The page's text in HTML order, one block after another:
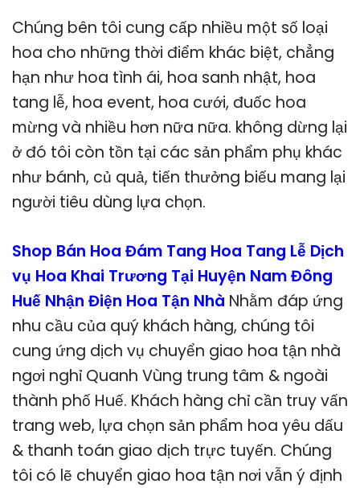
Chúng bên tôi cung cấp nhiều một số loại
hoa cho những thời điểm khác biệt, chẳng
hạn như hoa tình ái, hoa sanh nhật, hoa
tang lễ, hoa event, hoa cưới, đuốc hoa
mừng và nhiều hơn nữa nữa. không dừng lại
ở đó tôi còn tồn tại các sản phẩm phụ khác
như bánh, củ quả, tiến thưởng biếu mang lại
người tiêu dùng lựa chọn.
Shop Bán Hoa Đám Tang Hoa Tang Lễ Dịch
vụ Hoa Khai Trương Tại Huyện Nam Đông
Huế Nhận Điện Hoa Tận Nhà Nhằm đáp ứng
nhu cầu của quý khách hàng, chúng tôi
cung ứng dịch vụ chuyển giao hoa tận nhà
ngơi nghỉ Quanh Vùng trung tâm & ngoài
thành phố Huế. Khách hàng chỉ cần truy vấn
trang web, lựa chọn sản phẩm hoa yêu dấu
& thanh toán giao dịch trực tuyến. Chúng
tôi có lẽ chuyển giao hoa tận nơi vẫn ý định